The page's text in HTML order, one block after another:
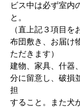
ビス中は必ず室内
と。
（直上記３項目
布団敷き、お届け
ただきます）
建物、家具、什器
分に留意し、破損
担
すること。また犬